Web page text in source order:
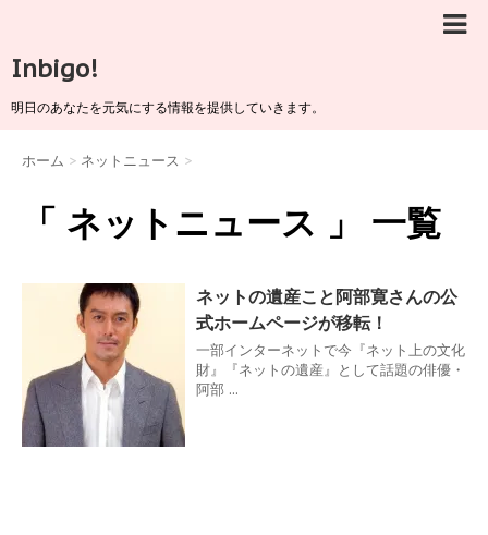
Inbigo!
明日のあなたを元気にする情報を提供していきます。
ホーム > ネットニュース >
「 ネットニュース 」 一覧
ネットの遺産こと阿部寛さんの公
式ホームページが移転！
一部インターネットで今『ネット上の文化
財』『ネットの遺産』として話題の俳優・
阿部 ...